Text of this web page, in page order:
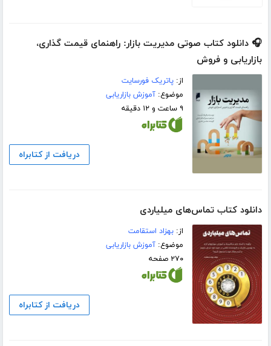
🎧 دانلود کتاب صوتی مدیریت بازار: راهنمای قیمت گذاری،
بازاریابی و فروش
از:پاتریک فورسایت
موضوع:آموزش بازاریابی
۹ ساعت و ۱۲ دقیقه
دریافت از کتابراه
دانلود کتاب تماس‌های میلیاردی
از:بهزاد استقامت
موضوع:آموزش بازاریابی
۲۷۰ صفحه
دریافت از کتابراه